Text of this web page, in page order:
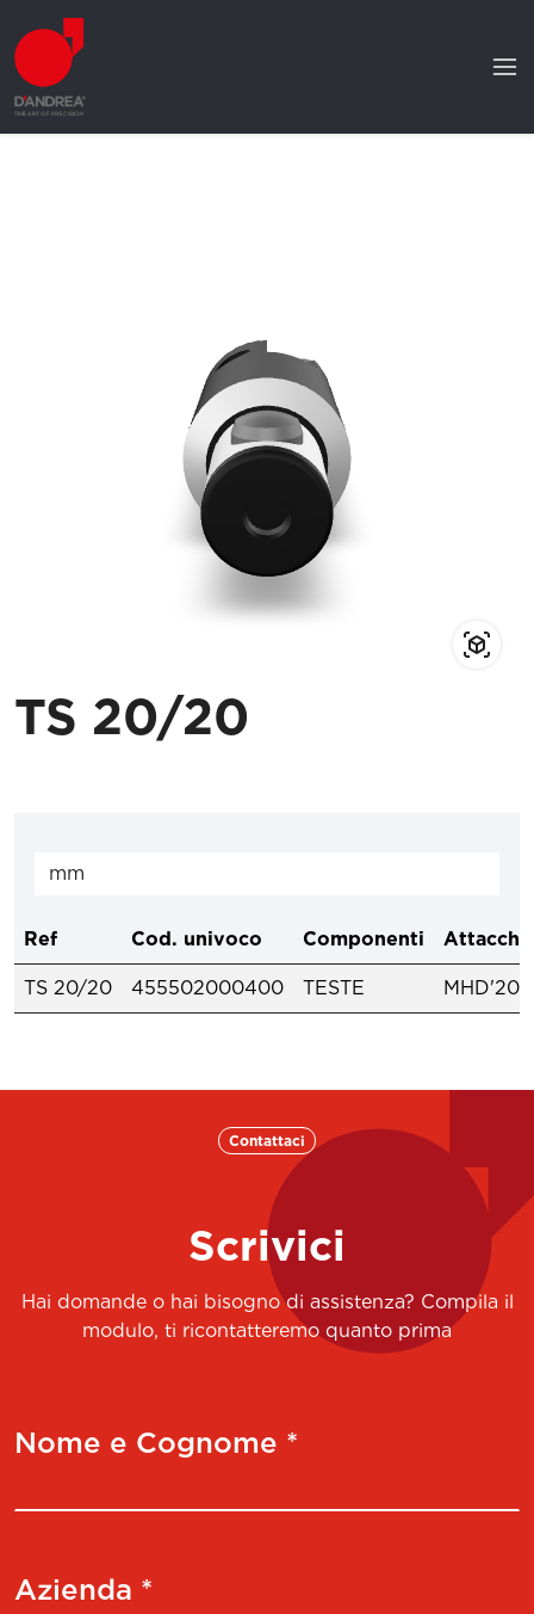
TS 20/20
Ref Cod. univoco Componenti Attacchi
TS 20/20 455502000400 TESTE MHD'20
Contattaci
Scrivici
Hai domande o hai bisogno di assistenza? Compila il
modulo, ti ricontatteremo quanto prima
Nome e Cognome *
Azienda *